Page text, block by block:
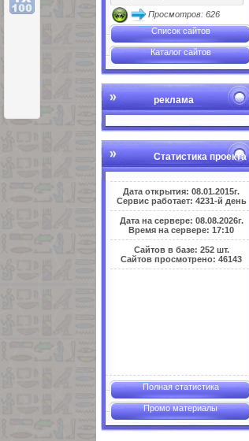
Просмотров: 626
Список сайтов
Каталог сайтов
реклама
Статистика проекта
Дата открытия: 08.01.2015г.
Сервис работает: 4231-й день
Дата на сервере: 08.08.2026г.
Время на сервере: 17:10
Сайтов в базе: 252 шт.
Сайтов просмотрено: 46143
Полная статистика
Промо материалы